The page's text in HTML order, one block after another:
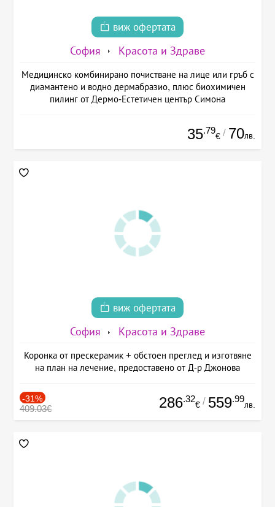
виж офертата
София Красота и Здраве
Медицинско комбинирано почистване на лице или гръб с
диамантено и водно дермабразио, плюс биохимичен
пилинг от Дермо-Естетичен център Симона
35.79
€ / 70лв.
виж офертата
София Красота и Здраве
Коронка от прескерамик + обстоен преглед и изготвяне
на план на лечение, предоставено от Д-р Джонова
-31%
409.03€ 286.32
€ / 559.99
лв.